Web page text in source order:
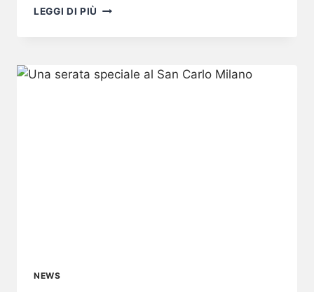
LEGGI DI PIÙ LUNGOPARMA
REGALO
CHE
NEWS